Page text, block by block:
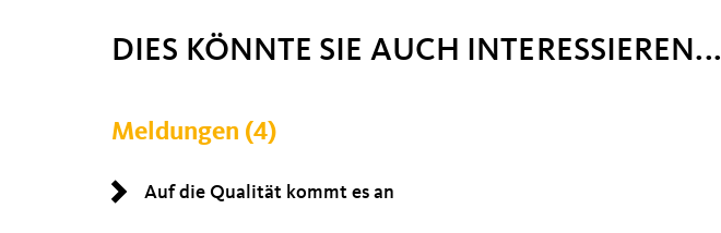
DIES KÖNNTE SIE AUCH INTERESSIEREN...
Meldungen (4)
Auf die Qualität kommt es an